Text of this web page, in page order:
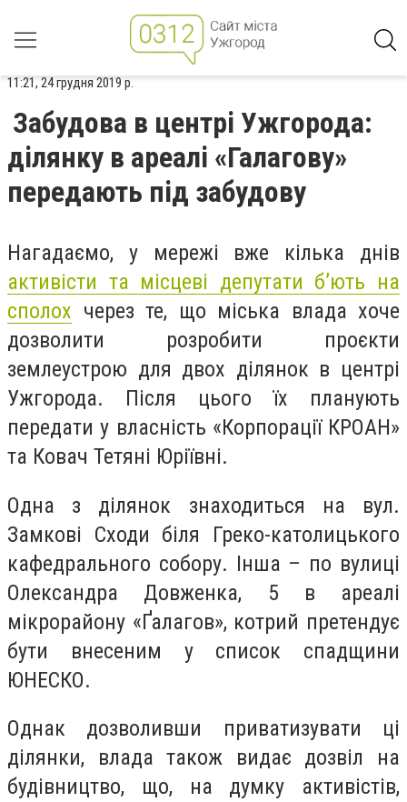
11:21, 24 грудня 2019 р.
Забудова в центрі Ужгорода:
ділянку в ареалі «Галагову»
передають під забудову
Нагадаємо, у мережі вже кілька днів
активісти та місцеві депутати б’ють на
сполох через те, що міська влада хоче
дозволити розробити проєкти
землеустрою для двох ділянок в центрі
Ужгорода. Після цього їх планують
передати у власність «Корпорації КРОАН»
та Ковач Тетяні Юріївні.
Одна з ділянок знаходиться на вул.
Замкові Сходи біля Греко-католицького
кафедрального собору. Інша – по вулиці
Олександра Довженка, 5 в ареалі
мікрорайону «Ґалагов», котрий претендує
бути внесеним у список спадщини
ЮНЕСКО.
Однак дозволивши приватизувати ці
ділянки, влада також видає дозвіл на
будівництво, що, на думку активістів,